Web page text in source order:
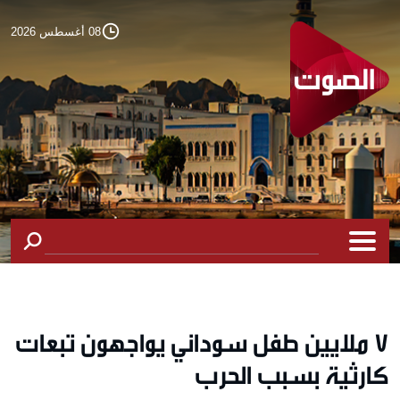
08 أغسطس 2026
7 ملايين طفل سوداني يواجهون تبعات
كارثية بسبب الحرب